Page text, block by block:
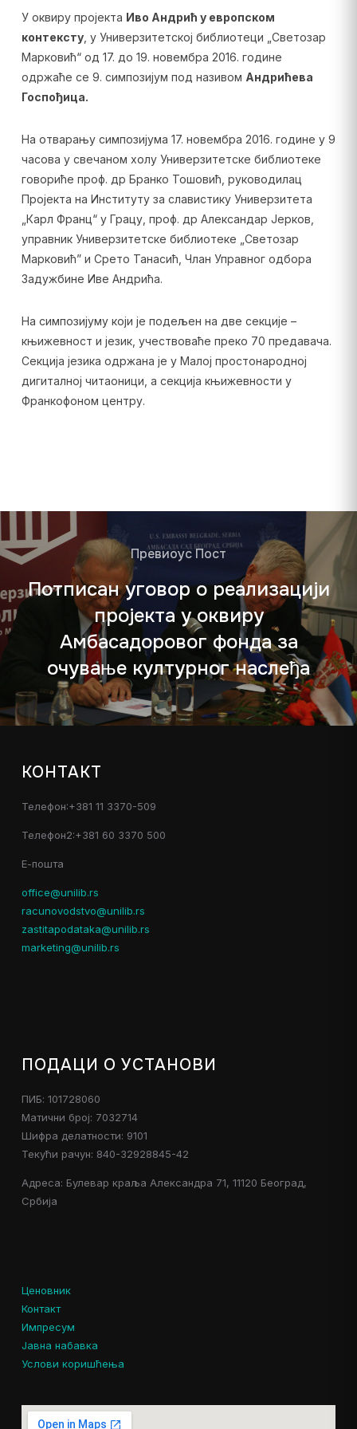
У оквиру пројекта Иво Андрић у европском
контексту, у Универзитетској библиотеци „Светозар
Марковић“ од 17. до 19. новембра 2016. године
одржаће се 9. симпозијум под називом Андрићева
Госпођица.
На отварању симпозијума 17. новембра 2016. године у 9
часова у свечаном холу Универзитетске библиотеке
говориће проф. др Бранко Тошовић, руководилац
Пројекта на Институту за славистику Универзитета
„Карл Франц“ у Грацу, проф. др Александар Јерков,
управник Универзитетске библиотеке „Светозар
Марковић” и Срето Танасић, Члан Управног одбора
Задужбине Иве Андрића.
На симпозијуму који је подељен на две секције –
књижевност и језик, учествоваће преко 70 предавача.
Секција језика одржана је у Малој простонародној
дигиталној читаоници, а секција књижевности у
Франкофоном центру.
Превиоус Пост
Потписан уговор о реализацији
пројекта у оквиру
Амбасадоровог фонда за
очување културног наслеђа
КОНТАКТ
Телефон:+381 11 3370-509
Телефон2:+381 60 3370 500
Е-пошта
office@unilib.rs
racunovodstvo@unilib.rs
zastitapodataka@unilib.rs
marketing@unilib.rs
ПОДАЦИ О УСТАНОВИ
ПИБ: 101728060
Матични број: 7032714
Шифра делатности: 9101
Текући рачун: 840-32928845-42
Адреса: Булевар краља Александра 71, 11120 Београд,
Србија
Ценовник
Контакт
Импресум
Јавна набавка
Услови коришћења